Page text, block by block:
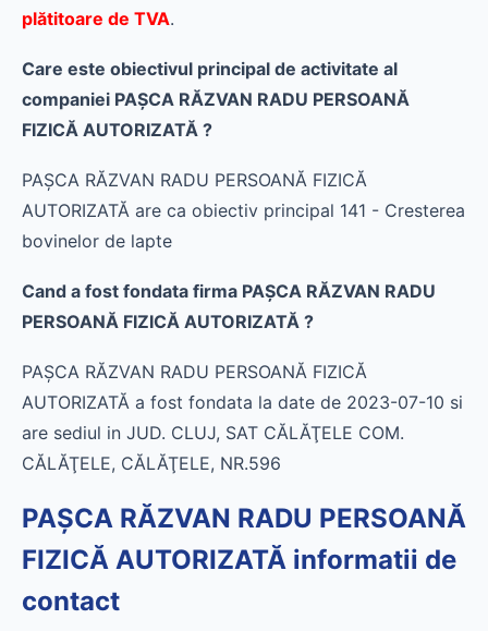
plătitoare de TVA.
Care este obiectivul principal de activitate al
companiei PAŞCA RĂZVAN RADU PERSOANĂ
FIZICĂ AUTORIZATĂ ?
PAŞCA RĂZVAN RADU PERSOANĂ FIZICĂ
AUTORIZATĂ are ca obiectiv principal 141 - Cresterea
bovinelor de lapte
Cand a fost fondata firma PAŞCA RĂZVAN RADU
PERSOANĂ FIZICĂ AUTORIZATĂ ?
PAŞCA RĂZVAN RADU PERSOANĂ FIZICĂ
AUTORIZATĂ a fost fondata la date de 2023-07-10 si
are sediul in JUD. CLUJ, SAT CĂLĂŢELE COM.
CĂLĂŢELE, CĂLĂŢELE, NR.596
PAŞCA RĂZVAN RADU PERSOANĂ
FIZICĂ AUTORIZATĂ informatii de
contact